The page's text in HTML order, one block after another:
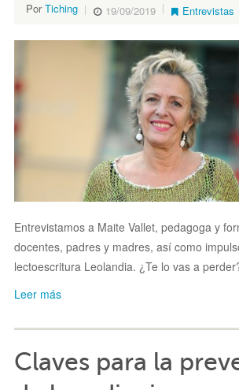
PorTiching 19/09/2019 Entrevistas
Entrevistamos a Maite Vallet, pedagoga y
docentes, padres y madres, así como
lectoescritura Leolandia. ¿Te lo vas a
Leer más
Claves para la